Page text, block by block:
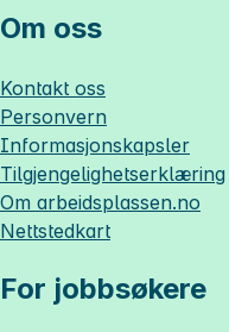
Om oss
Kontakt oss
Personvern
Informasjonskapsler
Tilgjengelighetserklæring
Om arbeidsplassen.no
Nettstedkart
For jobbsøkere